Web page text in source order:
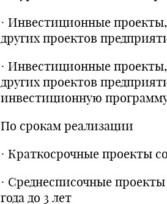
· Инвестиционные
других проектов
· Инвестиционные
других проектов
инвестиционную
По срокам реализации
· Краткосрочные проекты
· Среднесписочные
года до 3 лет